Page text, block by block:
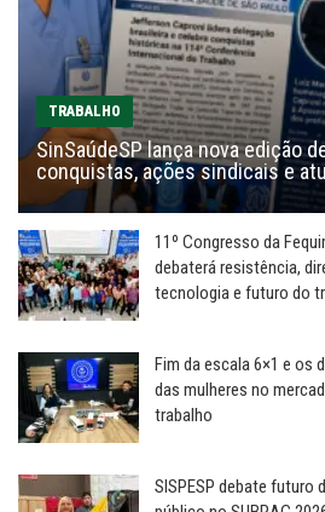
TRABALHO
SinSaúdeSP lança nova edição
conquistas, ações sindicais e
11º Congresso da
debaterá resistência,
tecnologia e futuro do
Fim da escala 6×1 e os
das mulheres no
trabalho
SISPESP debate futuro